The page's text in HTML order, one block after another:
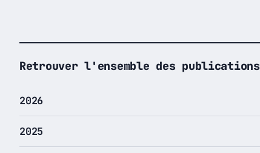
Retrouver l'ensemble des publications
2026
2025